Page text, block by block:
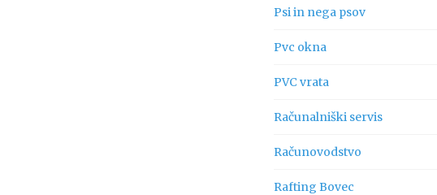
Psi in nega psov
Pvc okna
PVC vrata
Računalniški servis
Računovodstvo
Rafting Bovec